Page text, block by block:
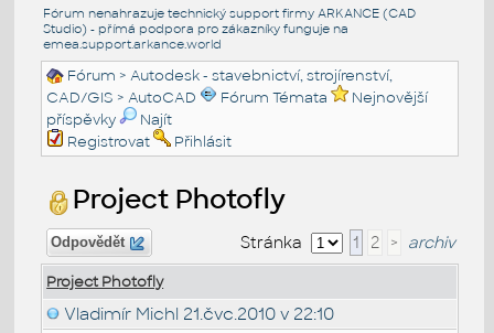
Fórum nenahrazuje technický support firmy ARKANCE (CAD
Studio) - přímá podpora pro zákazníky funguje na
emea.support.arkance.world
Fórum >Autodesk - stavebnictví, strojírenství,
CAD/GIS >AutoCAD Fórum Témata
Nejnovější
příspěvky
Najít
Registrovat
Přihlásit
Project Photofly
Odpovědět Stránka 1 2 > archiv
Project Photofly
Vladimír Michl 21.čvc.2010 v 22:10